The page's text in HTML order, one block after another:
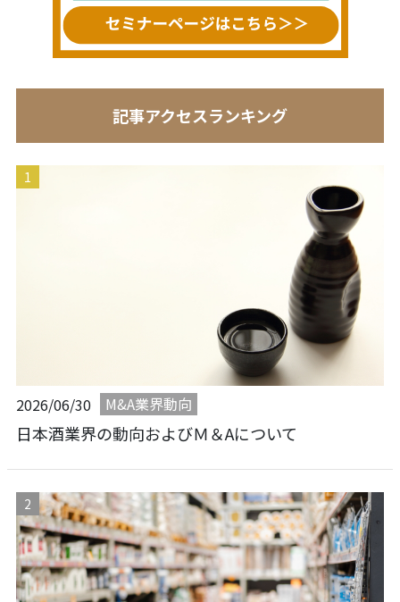
記事アクセスランキング
2026/06/30 M&A業界動向
日本酒業界の動向およびＭ＆Aについて